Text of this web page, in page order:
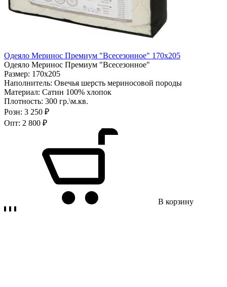
Одеяло Меринос Премиум "Всесезонное" 170х205
Одеяло Меринос Премиум "Всесезонное"
Размер: 170х205
Наполнитель: Овечья шерсть мериносовой породы
Материал: Сатин 100% хлопок
Плотность: 300 гр.\м.кв.
Розн: 3 250 ₽
Опт: 2 800 ₽
В корзину